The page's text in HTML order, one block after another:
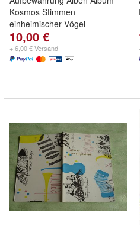
Kosmos Stimmen
einheimischer Vögel
10,00 €
+ 6,00 € Versand